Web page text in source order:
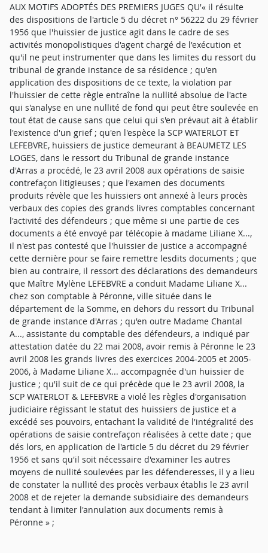
AUX MOTIFS ADOPTÉS DES PREMIERS JUGES QU'« il résulte
des dispositions de l'article 5 du décret n° 56222 du 29 février
1956 que l'huissier de justice agit dans le cadre de ses
activités monopolistiques d'agent chargé de l'exécution et
qu'il ne peut instrumenter que dans les limites du ressort du
tribunal de grande instance de sa résidence ; qu'en
application des dispositions de ce texte, la violation par
l'huissier de cette règle entraîne la nullité absolue de l'acte
qui s'analyse en une nullité de fond qui peut être soulevée en
tout état de cause sans que celui qui s'en prévaut ait à établir
l'existence d'un grief ; qu'en l'espèce la SCP WATERLOT ET
LEFEBVRE, huissiers de justice demeurant à BEAUMETZ LES
LOGES, dans le ressort du Tribunal de grande instance
d'Arras a procédé, le 23 avril 2008 aux opérations de saisie
contrefaçon litigieuses ; que l'examen des documents
produits révèle que les huissiers ont annexé à leurs procès
verbaux des copies des grands livres comptables concernant
l'activité des défendeurs ; que même si une partie de ces
documents a été envoyé par télécopie à madame Liliane X...,
il n'est pas contesté que l'huissier de justice a accompagné
cette dernière pour se faire remettre lesdits documents ; que
bien au contraire, il ressort des déclarations des demandeurs
que Maître Mylène LEFEBVRE a conduit Madame Liliane X...
chez son comptable à Péronne, ville située dans le
département de la Somme, en dehors du ressort du Tribunal
de grande instance d'Arras ; qu'en outre Madame Chantal
A..., assistante du comptable des défendeurs, a indiqué par
attestation datée du 22 mai 2008, avoir remis à Péronne le 23
avril 2008 les grands livres des exercices 2004-2005 et 2005-
2006, à Madame Liliane X... accompagnée d'un huissier de
justice ; qu'il suit de ce qui précède que le 23 avril 2008, la
SCP WATERLOT & LEFEBVRE a violé les règles d'organisation
judiciaire régissant le statut des huissiers de justice et a
excédé ses pouvoirs, entachant la validité de l'intégralité des
opérations de saisie contrefaçon réalisées à cette date ; que
dés lors, en application de l'article 5 du décret du 29 février
1956 et sans qu'il soit nécessaire d'examiner les autres
moyens de nullité soulevées par les défenderesses, il y a lieu
de constater la nullité des procès verbaux établis le 23 avril
2008 et de rejeter la demande subsidiaire des demandeurs
tendant à limiter l'annulation aux documents remis à
Péronne » ;